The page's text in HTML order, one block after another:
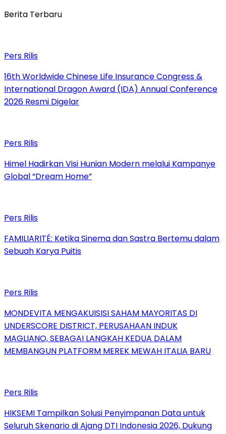
Berita Terbaru
Pers Rilis
16th Worldwide Chinese Life Insurance Congress &
International Dragon Award (IDA) Annual Conference
2026 Resmi Digelar
Pers Rilis
Himel Hadirkan Visi Hunian Modern melalui Kampanye
Global “Dream Home”
Pers Rilis
FAMILIARITÉ: Ketika Sinema dan Sastra Bertemu dalam
Sebuah Karya Puitis
Pers Rilis
MONDEVITA MENGAKUISISI SAHAM MAYORITAS DI
UNDERSCORE DISTRICT, PERUSAHAAN INDUK
MAGLIANO, SEBAGAI LANGKAH KEDUA DALAM
MEMBANGUN PLATFORM MEREK MEWAH ITALIA BARU
Pers Rilis
HIKSEMI Tampilkan Solusi Penyimpanan Data untuk
Seluruh Skenario di Ajang DTI Indonesia 2026, Dukung